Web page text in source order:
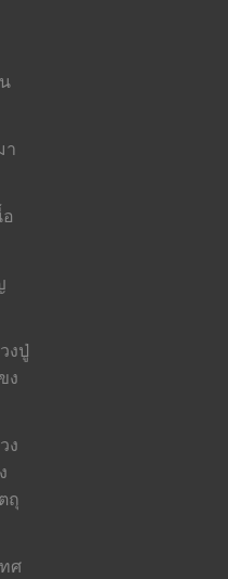
า
งปู่
ง
ง
ถุ
ศ